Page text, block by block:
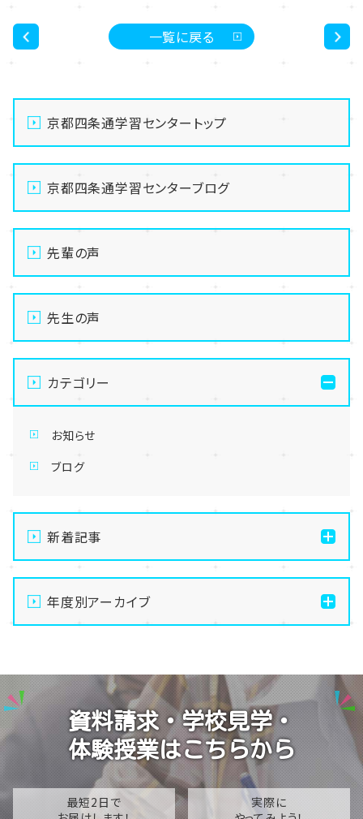
一覧に戻る
京都四条通学習センタートップ
京都四条通学習センターブログ
先輩の声
先生の声
カテゴリー
お知らせ
ブログ
新着記事
🌻夏季休暇のお知らせ🌻
8月体験授業のお知らせ
授業前の一コマ
通信制高校の学習風景
年度別アーカイブ
2025
2024
2023
2021
資料請求・学校見学・
体験授業はこちらから
最短2日で
実際に